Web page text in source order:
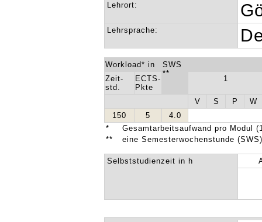
Lehrort:
Lehrsprache:
Workload* in
SWS
**
Zeit-
std.
ECTS-
Pkte
1
V S P
W
150
5
4.0
*
Gesamtarbeitsaufwand pro Modul
**
eine Semesterwochenstunde
Selbststudienzeit in h